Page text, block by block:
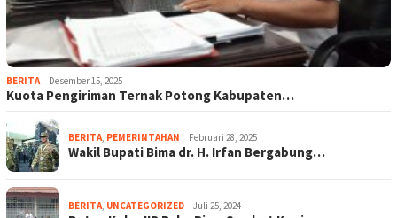
BERITA Desember 15, 2025
Kuota Pengiriman Ternak Potong Kabupaten…
BERITA PEMERINTAHAN Februari 28, 2025
Wakil Bupati Bima dr. H. Irfan Bergabung…
BERITA UNCATEGORIZED Juli 25, 2024